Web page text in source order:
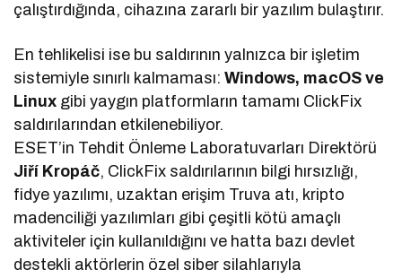
çalıştırdığında, cihazına zararlı bir yazılım bulaştırır.
En tehlikelisi ise bu saldırının yalnızca bir işletim
sistemiyle sınırlı kalmaması:Windows, macOS ve
Linux gibi yaygın platformların tamamı ClickFix
saldırılarından etkilenebiliyor.
ESET’in Tehdit Önleme Laboratuvarları Direktörü
Jiří Kropáč, ClickFix saldırılarının bilgi hırsızlığı,
fidye yazılımı, uzaktan erişim Truva atı, kripto
madenciliği yazılımları gibi çeşitli kötü amaçlı
aktiviteler için kullanıldığını ve hatta bazı devlet
destekli aktörlerin özel siber silahlarıyla